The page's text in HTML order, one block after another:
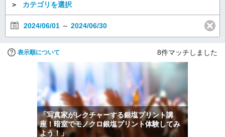
＞ カテゴリを選択
2024/06/01 ～ 2024/06/30
表示順について 8件マッチしました
「写真家がレクチャーする銀塩プリント講
座！暗室でモノクロ銀塩プリント体験してみ
よう！」